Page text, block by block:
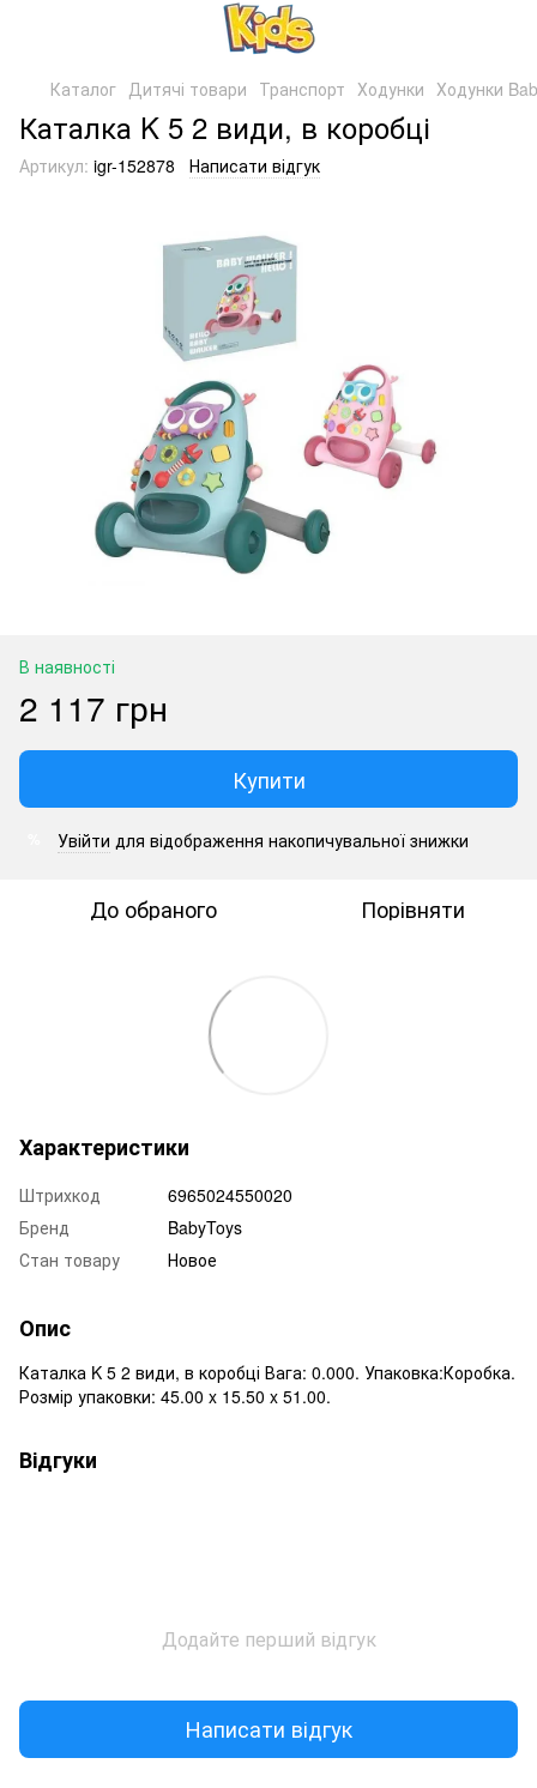
Каталог Дитячі товари Транспорт Ходунки Ходунки
Каталка K 5 2 види, в коробці
Артикул: igr-152878 Написати відгук
В наявності
2 117 грн
Купити
Увійти для відображення накопичувальної знижки
До обраного Порівняти
Характеристики
Штрихкод
6965024550020
Бренд
BabyToys
Стан товару
Новое
Опис
Каталка K 5 2 види, в коробці Вага: 0.000. Упаковка:Коробка.
Розмір упаковки: 45.00 x 15.50 x 51.00.
Відгуки
Додайте перший відгук
Написати відгук